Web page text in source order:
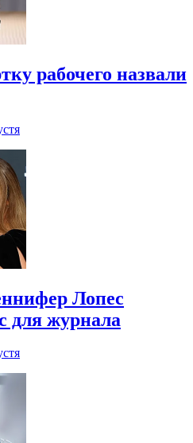
рабочего назвали
Лопес
для журнала